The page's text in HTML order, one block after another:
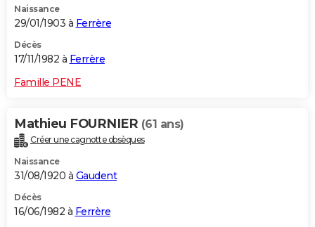
Naissance
29/01/1903 à Ferrère
Décès
17/11/1982 à Ferrère
Famille PENE
Mathieu FOURNIER (61 ans)
Créer une cagnotte obsèques
Naissance
31/08/1920 à Gaudent
Décès
16/06/1982 à Ferrère